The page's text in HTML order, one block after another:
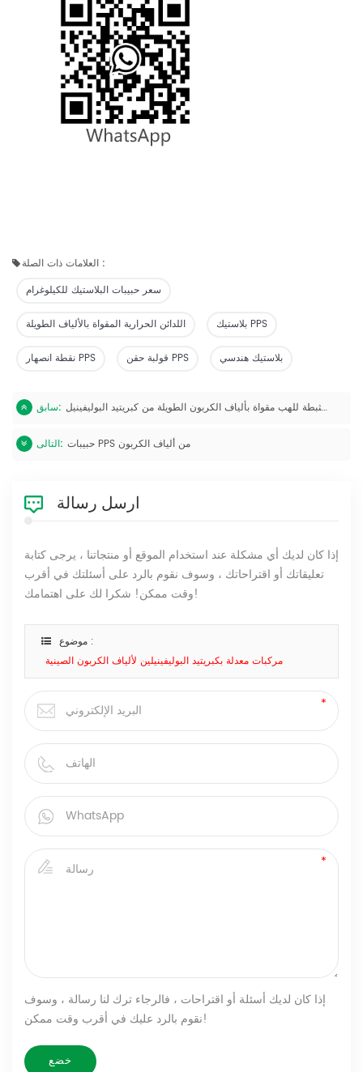
العلامات ذات الصلة :
سعر حبيبات البلاستيك للكيلوغرام
اللدائن الحرارية المقواة بالألياف الطويلة بلاستيك PPS
نقطة انصهار PPS قولبة حقن PPS بلاستيك هندسي
سابق: مادة مثبطة للهب مقواة بألياف الكربون الطويلة من كبريتيد البوليفينيل (LPS)
التالى: حبيبات PPS من ألياف الكربون
ارسل رسالة
إذا كان لديك أي مشكلة عند استخدام الموقع أو منتجاتنا ، يرجى كتابة
تعليقاتك أو اقتراحاتك ، وسوف نقوم بالرد على أسئلتك في أقرب
وقت ممكن! شكرا لك على اهتمامك!
موضوع :
مركبات معدلة بكبريتيد البوليفينيلين لألياف الكربون الصينية
إذا كان لديك أسئلة أو اقتراحات ، فالرجاء ترك لنا رسالة ، وسوف
نقوم بالرد عليك في أقرب وقت ممكن!